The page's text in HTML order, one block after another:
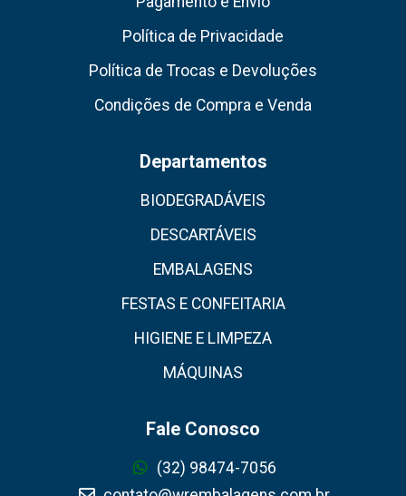
Política de Privacidade
Política de Trocas e Devoluções
Condições de Compra e Venda
Departamentos
BIODEGRADÁVEIS
DESCARTÁVEIS
EMBALAGENS
FESTAS E CONFEITARIA
HIGIENE E LIMPEZA
MÁQUINAS
Fale Conosco
(32) 98474-7056